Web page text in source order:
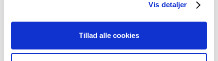
Vis detaljer
Tillad alle cookies